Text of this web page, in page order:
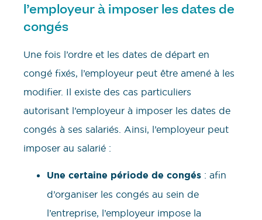
l’employeur à imposer les dates de
congés
Une fois l’ordre et les dates de départ en
congé fixés, l’employeur peut être amené à les
modifier. Il existe des cas particuliers
autorisant l’employeur à imposer les dates de
congés à ses salariés. Ainsi, l’employeur peut
imposer au salarié :
Une certaine période de congés : afin
d’organiser les congés au sein de
l’entreprise, l’employeur impose la